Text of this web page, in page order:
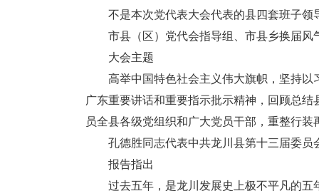
不是本次党代表大会代表的县四套班子领
市县（区）党代会指导组、市县乡换届风
大会主题
高举中国特色社会主义伟大旗帜，坚持以
广东重要讲话和重要指示批示精神，回顾总
员全县各级党组织和广大党员干部，重整行
孔德胜同志代表中共龙川县第十三届委员
报告指出
过去五年，是龙川发展史上极不平凡的五